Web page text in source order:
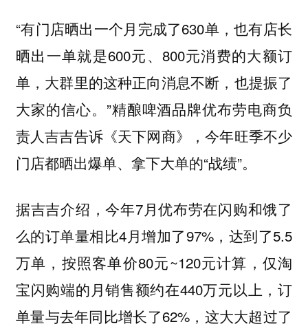
“有门店晒出一个月完成了630单，也有店长
晒出一单就是600元、800元消费的大额订
单，大群里的这种正向消息不断，也提振了
大家的信心。”精酿啤酒品牌优布劳电商负
责人吉吉告诉《天下网商》，今年旺季不少
门店都晒出爆单、拿下大单的“战绩”。
据吉吉介绍，今年7月优布劳在闪购和饿了
么的订单量相比4月增加了97%，达到了5.5
万单，按照客单价80元~120元计算，仅淘
宝闪购端的月销售额约在440万元以上，订
单量与去年同比增长了62%，这大大超过了